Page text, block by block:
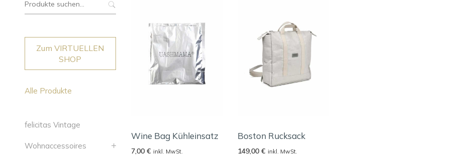
Wine Bag Kühleinsatz
7,00€ inkl. MwSt.
Boston Rucksack
149,00€ inkl. MwSt.
Zum VIRTUELLEN
SHOP
Alle Produkte
felicitas Vintage
Wohnaccessoires